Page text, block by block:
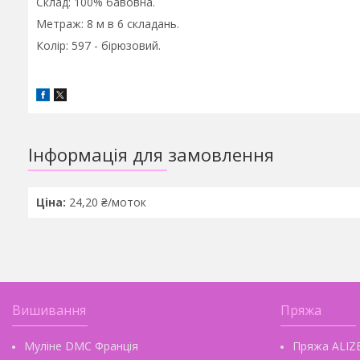
Метраж: 8 м в 6 складань.
Колір: 597 - бірюзовий.
Інформація для замовлення
Ціна: 24,20 ₴/моток
Вишивання
Муліне DMC Франція
Пряжа
Пряжа